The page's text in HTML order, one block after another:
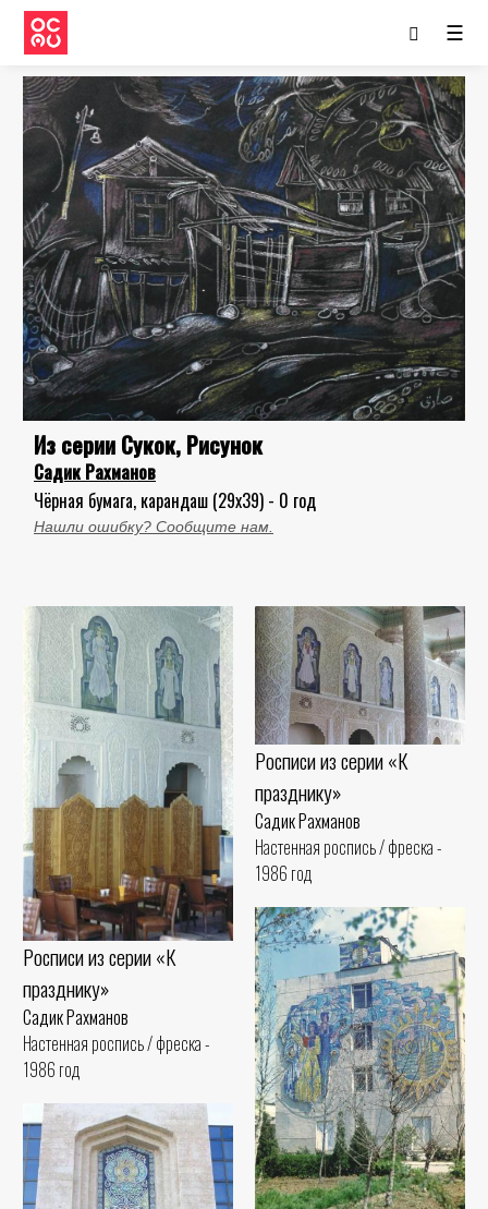
☰
Из серии Сукок, Рисунок
Садик Рахманов
Чёрная бумага, карандаш (29x39) - 0 год
Нашли ошибку? Сообщите нам.
Росписи из серии «К
празднику»
Садик Рахманов
Настенная роспись / фреска -
1986 год
Росписи из серии «К
празднику»
Садик Рахманов
Настенная роспись / фреска -
1986 год